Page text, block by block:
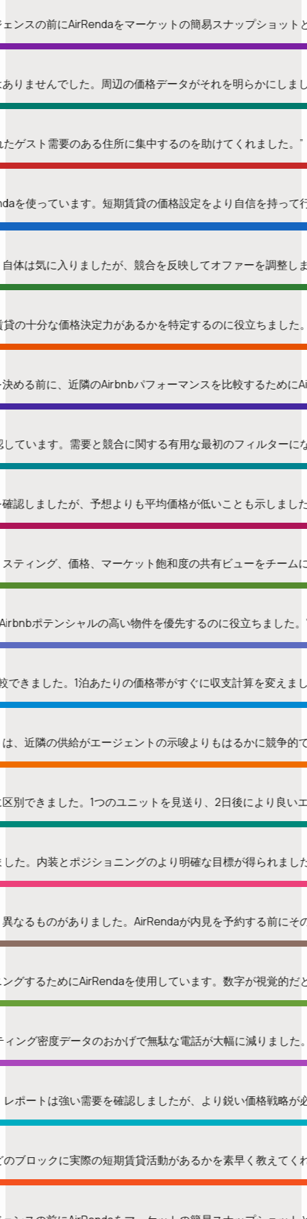
ンスの前にAirRendaをマーケットの簡易スナップショッ
りませんでした。周辺の価格データがそれを明らかにしま
ゲスト需要のある住所に集中するのを助けてくれました。
を使っています。短期賃貸の価格設定をより自信を持っ
体は気に入りましたが、競合を反映してオファーを調整し
の十分な価格決定力があるかを特定するのに役立ちまし
める前に、近隣のAirbnbパフォーマンスを比較するため
ています。需要と競合に関する有用な最初のフィルター
認しましたが、予想よりも平均価格が低いことも示しまし
ティング、価格、マーケット飽和度の共有ビューをチー
ポテンシャルの高い物件を優先するのに役立ちました
できました。1泊あたりの価格帯がすぐに収支計算を変えま
、近隣の供給がエージェントの示唆よりもはるかに競争
別できました。1つのユニットを見送り、2日後により良
た。内装とポジショニングのより明確な目標が得られま
なるものがありました。AirRendaが内見を予約する前に
グするためにAirRendaを使用しています。数字が視覚的
ング密度データのおかげで無駄な電話が大幅に減りまし
ポートは強い需要を確認しましたが、より鋭い価格戦略
ブロックに実際の短期賃貸活動があるかを素早く教えて